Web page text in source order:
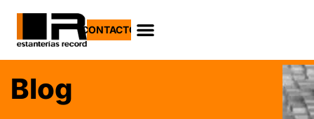
CONTACTO
Blog